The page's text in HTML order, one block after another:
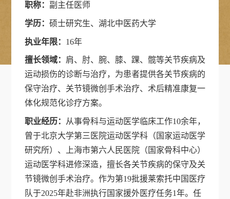
治疗；人工髋、膝关节置换手术等。
职称： 副主任医师
学历： 硕士研究生、湖北中医药大学
执业年限： 16年
擅长领域： 肩、肘、腕、膝、踝、髋等关节疾病及
运动损伤的诊断与治疗，为患者提供各关节疾病的
保守治疗、关节镜微创手术治疗、术后精准康复一
体化规范化诊疗方案。
职业经历：
从事骨科与运动医学临床工作10余年，
曾于北京大学第三医院运动医学科（国家运动医学
研究所）、上海市第六人民医院（国家骨科中心）
运动医学科进修深造，擅长各关节疾病的保守及关
节镜微创手术治疗。作为第19批援莱索托中国医疗
队于2025年赴非洲执行国家援外医疗任务1年。任